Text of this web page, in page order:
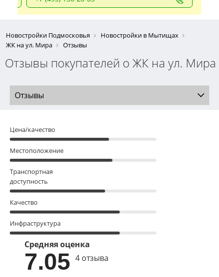
Новостройки Подмосковья
Новостройки в Мытищах
ЖК на ул. Мира
Отзывы
Отзывы покупателей о ЖК на ул. Мира
Отзывы
Цена/качество
Местоположение
Транспортная
доступность
Качество
Инфраструктура
Средняя оценка
7.05 4 отзыва